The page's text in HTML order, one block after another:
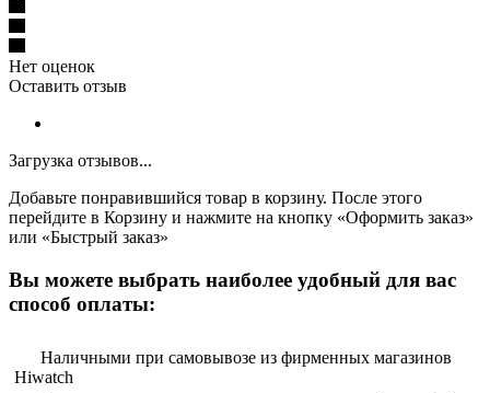
Нет оценок
Оставить отзыв
Загрузка отзывов...
Добавьте понравившийся товар в корзину. После этого
перейдите в Корзину и нажмите на кнопку «Оформить заказ»
или «Быстрый заказ»
Вы можете выбрать наиболее удобный для вас
способ оплаты:
Наличными при самовывозе из фирменных магазинов
Hiwatch